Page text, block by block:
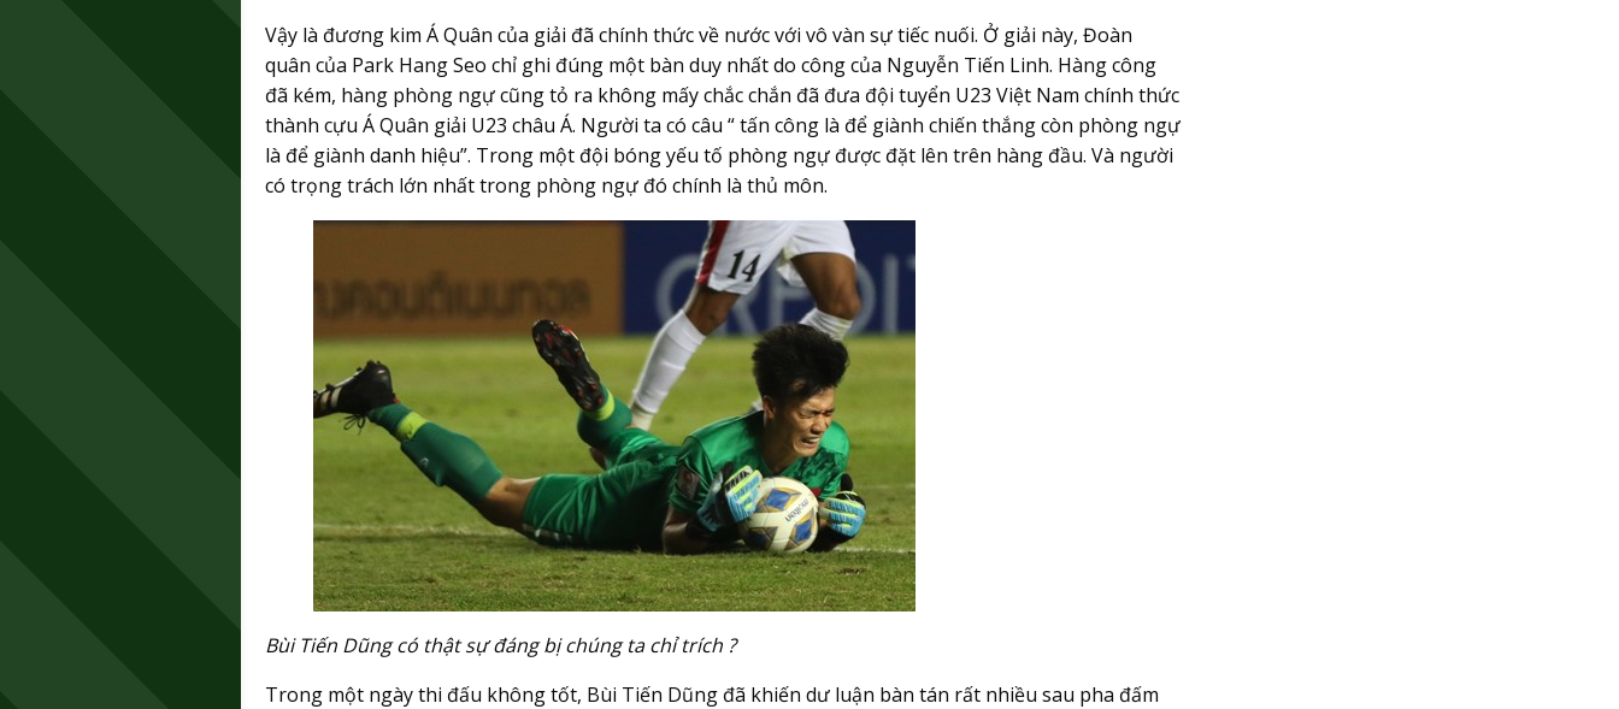
Vậy là đương kim Á Quân của giải đã chính thức về nước với vô vàn sự tiếc nuối. Ở giải này, Đoàn
quân của Park Hang Seo chỉ ghi đúng một bàn duy nhất do công của Nguyễn Tiến Linh. Hàng công
đã kém, hàng phòng ngự cũng tỏ ra không mấy chắc chắn đã đưa đội tuyển U23 Việt Nam chính thức
thành cựu Á Quân giải U23 châu Á. Người ta có câu “ tấn công là để giành chiến thắng còn phòng ngự
là để giành danh hiệu”. Trong một đội bóng yếu tố phòng ngự được đặt lên trên hàng đầu. Và người
có trọng trách lớn nhất trong phòng ngự đó chính là thủ môn.
Bùi Tiến Dũng có thật sự đáng bị chúng ta chỉ trích ?
Trong một ngày thi đấu không tốt, Bùi Tiến Dũng đã khiến dư luận bàn tán rất nhiều sau pha đấm